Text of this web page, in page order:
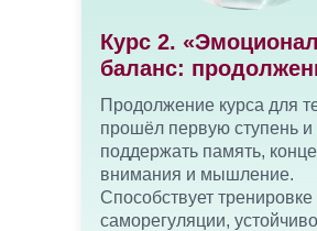
Продолжение курса для
прошёл первую ступень и
поддержать память,
внимания и мышление.
Способствует
саморегуляции,
Курс 2.
баланс: